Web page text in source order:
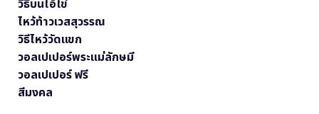
วิธีบนไอ้ไข่
ไหว้ท้าวเวสสุวรรณ
วิธีไหว้วัดแขก
วอลเปเปอร์พระแม่ลักษมี
วอลเปเปอร์ ฟรี
สีมงคล